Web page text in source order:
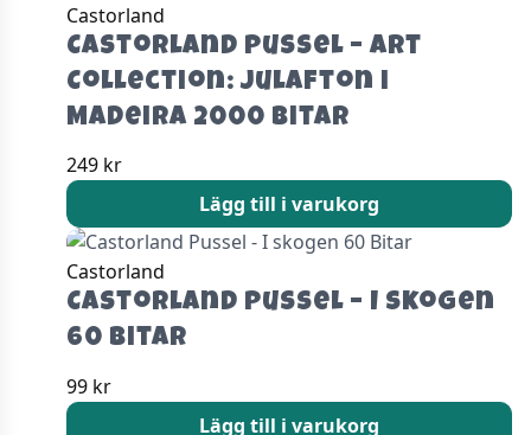
Castorland
Castorland Pussel – Art
Collection: Julafton i
Madeira 2000 bitar
249 kr
Lägg till i varukorg
Castorland
Castorland Pussel – I skogen
60 Bitar
99 kr
Lägg till i varukorg